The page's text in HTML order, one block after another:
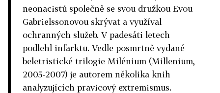
neonacistů společně se svou družkou Evou
Gabrielssonovou skrývat a využíval
ochranných služeb. V padesáti letech
podlehl infarktu. Vedle posmrtně vydané
beletristické trilogie Milénium (Millenium,
2005-2007) je autorem několika knih
analyzujících pravicový extremismus.